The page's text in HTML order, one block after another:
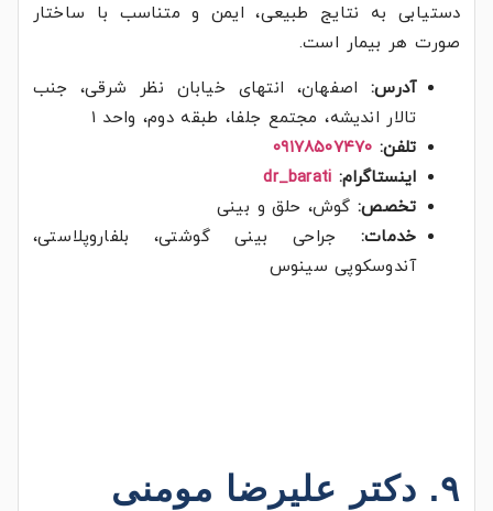
دستیابی به نتایج طبیعی، ایمن و متناسب با ساختار
صورت هر بیمار است.
آدرس:اصفهان، انتهای خیابان نظر شرقی، جنب
تالار اندیشه، مجتمع جلفا، طبقه دوم، واحد ۱
تلفن: ۰۹۱۷۸۵۰۷۴۷۰
اینستاگرام: dr_barati
تخصص:گوش، حلق و بینی
خدمات: جراحی بینی گوشتی، بلفاروپلاستی،
آندوسکوپی سینوس
۹. دکتر علیرضا مومنی